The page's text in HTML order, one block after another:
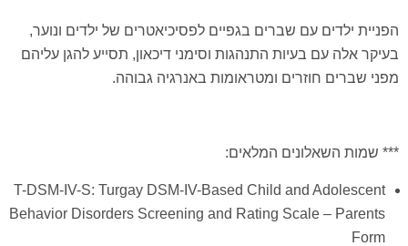
הפניית ילדים עם שברים בגפיים לפסיכיאטרים של ילדים ונוער,
בעיקר אלה עם בעיות התנהגות וסימני דיכאון, תסייע להגן עליהם
מפני שברים חוזרים ומטראומות באנרגיה גבוהה.
*** שמות השאלונים המלאים:
T-DSM-IV-S: Turgay DSM-IV-Based Child and Adolescent
Behavior Disorders Screening and Rating Scale – Parents
Form